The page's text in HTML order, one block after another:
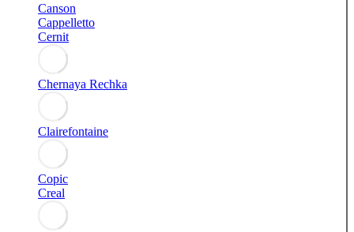
Canson
Cappelletto
Cernit
Chernaya Rechka
Clairefontaine
Copic
Creal